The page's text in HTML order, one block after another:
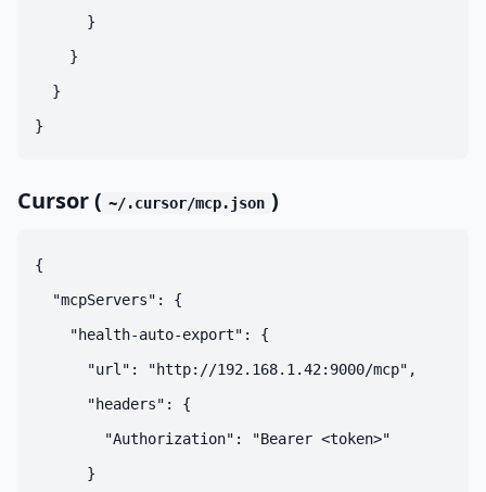
      }
    }
  }
Cursor ( ~/.cursor/mcp.json )
{
  "mcpServers": {
    "health-auto-export": {
      "url": "http://192.168.1.42:9000/mcp",
      "headers": {
        "Authorization": "Bearer <token>"
      }